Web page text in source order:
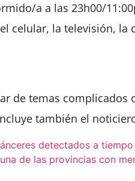
a a las 23h00/
celular, la televisión,
de temas
también el
detectados a
de las provincias con